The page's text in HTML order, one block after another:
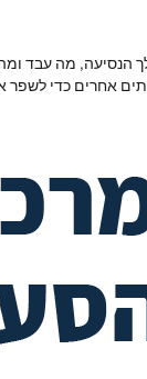
הנסיעה, מה עבד
אחרים כדי